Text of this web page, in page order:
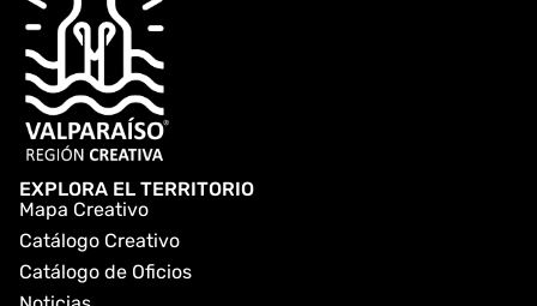
EXPLORA EL TERRITORIO
Mapa Creativo
Catálogo Creativo
Catálogo de Oficios